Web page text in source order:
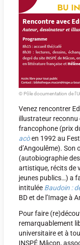
© Pôle documentation de
Venez rencontrer
illustrateur reconnu
francophone (prix
acòen 1992 au
d’Angoulême).
(autobiographie
artistique, récits de
jeunes publics…) a
intitulée Baudoin :
BD et de l’Image à
Pour faire
remarquablement
universitaire et à
INSPÉ Mâcon,